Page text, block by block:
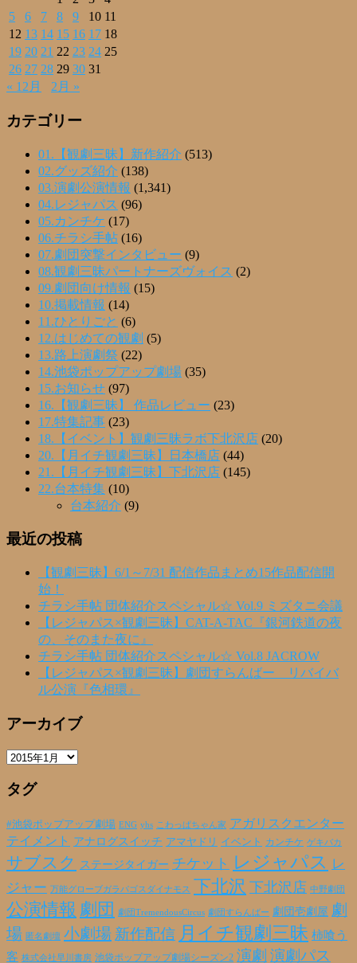
5
6 7 8 9 10 11
12 13 14 15 16 17 18
19 20 21 22 23 24 25
26 27 28 29 30 31
« 12月
2月 »
カテゴリー
01.【観劇三昧】新作紹介 (513)
02.グッズ紹介 (138)
03.演劇公演情報 (1,341)
04.レジャパス (96)
05.カンチケ (17)
06.チラシ手帖 (16)
07.劇団突撃インタビュー (9)
08.観劇三昧パートナーズヴォイス (2)
09.劇団向け情報 (15)
10.掲載情報 (14)
11.ひとりごと (6)
12.はじめての観劇 (5)
13.路上演劇祭 (22)
14.池袋ポップアップ劇場 (35)
15.お知らせ (97)
16.【観劇三昧】 作品レビュー (23)
17.特集記事 (23)
18.【イベント】観劇三昧ラボ下北沢店 (20)
20.【月イチ観劇三昧】日本橋店 (44)
21.【月イチ観劇三昧】下北沢店 (145)
22.台本特集 (10)
台本紹介 (9)
最近の投稿
【観劇三昧】6/1～7/31 配信作品まとめ15作品配信開
始！
チラシ手帖 団体紹介スペシャル☆ Vol.9 ミズタニ会議
【レジャパス×観劇三昧】CAT-A-TAC『銀河鉄道の夜
の、そのまた夜に』
チラシ手帖 団体紹介スペシャル☆ Vol.8 JACROW
【レジャパス×観劇三昧】劇団すらんばー リバイバ
ル公演『色相環』
アーカイブ
ア
カ
ブ
タグ
#池袋ポップアップ劇場 ENG yhs こわっぱちゃん家 アガリスクエンター
テイメント アナログスイッチ アマヤドリ イベント カンチケ ゲキバカ
サブスク ステージタイガー チケット レジャパス レ
ジャー 万能グローブガラパゴスダイナモス 下北沢 下北沢店 中野劇団
公演情報 劇団 劇団TremendousCircus 劇団すらんばー 劇団壱劇屋 劇
場 匿名劇壇 小劇場 新作配信 月イチ観劇三昧 柿喰う
客 株式会社早川書房 池袋ポップアップ劇場シーズン2 演劇 演劇パス